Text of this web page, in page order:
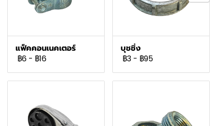
แฟ็คคอนเนคเตอร์
฿6 - ฿16
บุชชิ่ง
฿3 - ฿95